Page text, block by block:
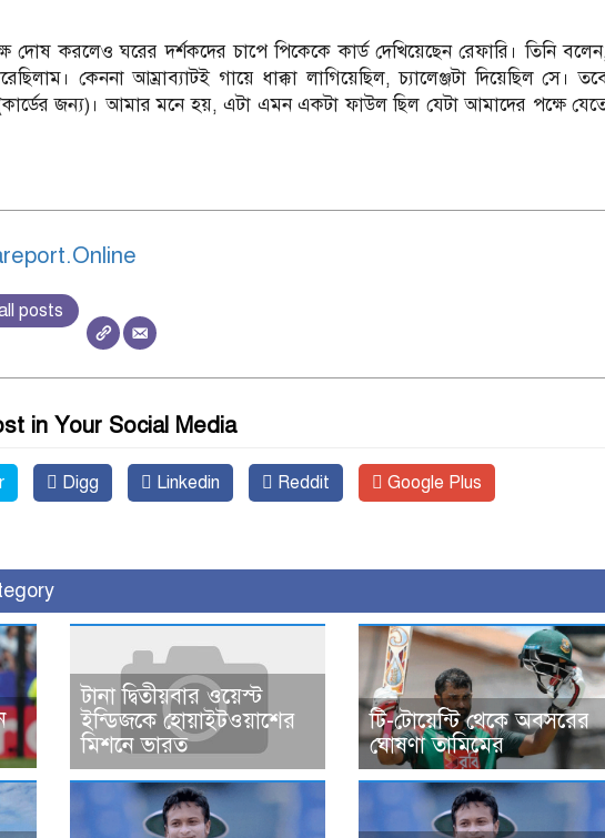
দোষ করলেও ঘরের দর্শকদের চাপে পিকেকে কার্ড দেখিয়েছেন রেফারি। তিনি
কেননা আম্রাব্যাটই গায়ে ধাক্কা লাগিয়েছিল, চ্যালেঞ্জটা দিয়েছিল সে।
জন্য)। আমার মনে হয়, এটা এমন একটা ফাউল ছিল যেটা আমাদের পক্ষে
posts
in Your Social Media
Digg Linkedin Reddit Google Plus
টানা দ্বিতীয়বার ওয়েস্ট
ইন্ডিজকে হোয়াইটওয়াশের
মিশনে ভারত
টি-টোয়েন্টি থেকে অবসরের
ঘোষণা তামিমের